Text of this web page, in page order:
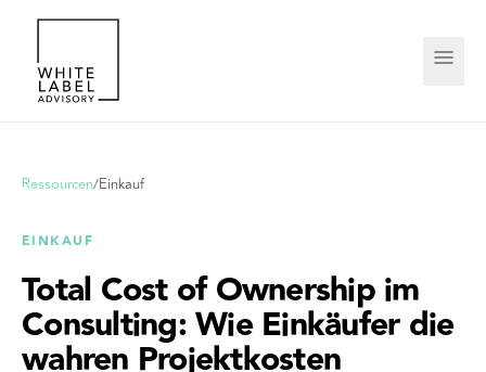
Ressourcen/Einkauf
EINKAUF
Total Cost of Ownership im
Consulting: Wie Einkäufer die
wahren Projektkosten